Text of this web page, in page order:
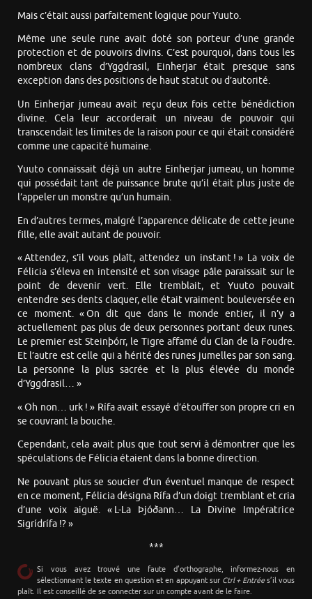
Mais c’était aussi parfaitement logique pour Yuuto.
Même une seule rune avait doté son porteur d’une grande
protection et de pouvoirs divins. C’est pourquoi, dans tous les
nombreux clans d’Yggdrasil, Einherjar était presque sans
exception dans des positions de haut statut ou d’autorité.
Un Einherjar jumeau avait reçu deux fois cette bénédiction
divine. Cela leur accorderait un niveau de pouvoir qui
transcendait les limites de la raison pour ce qui était considéré
comme une capacité humaine.
Yuuto connaissait déjà un autre Einherjar jumeau, un homme
qui possédait tant de puissance brute qu’il était plus juste de
l’appeler un monstre qu’un humain.
En d’autres termes, malgré l’apparence délicate de cette jeune
fille, elle avait autant de pouvoir.
« Attendez, s’il vous plaît, attendez un instant ! » La voix de
Félicia s’éleva en intensité et son visage pâle paraissait sur le
point de devenir vert. Elle tremblait, et Yuuto pouvait
entendre ses dents claquer, elle était vraiment bouleversée en
ce moment. « On dit que dans le monde entier, il n’y a
actuellement pas plus de deux personnes portant deux runes.
Le premier est Steinþórr, le Tigre affamé du Clan de la Foudre.
Et l’autre est celle qui a hérité des runes jumelles par son sang.
La personne la plus sacrée et la plus élevée du monde
d’Yggdrasil… »
« Oh non… urk ! » Rífa avait essayé d’étouffer son propre cri en
se couvrant la bouche.
Cependant, cela avait plus que tout servi à démontrer que les
spéculations de Félicia étaient dans la bonne direction.
Ne pouvant plus se soucier d’un éventuel manque de respect
en ce moment, Félicia désigna Rífa d’un doigt tremblant et cria
d’une voix aiguë. « L-La Þjóðann… La Divine Impératrice
Sigrídrífa !? »
***
Si vous avez trouvé une faute d’orthographe, informez-nous en
sélectionnant le texte en question et en appuyant sur Ctrl + Entrées’il vous
plaît. Il est conseillé de se connecter sur un compte avant de le faire.